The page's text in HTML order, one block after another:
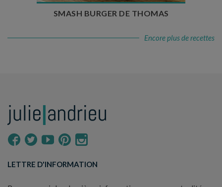
SMASH BURGER DE THOMAS
Encore plus de recettes
LETTRE D'INFORMATION